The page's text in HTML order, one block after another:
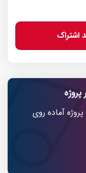
اشتراک
آماده روی